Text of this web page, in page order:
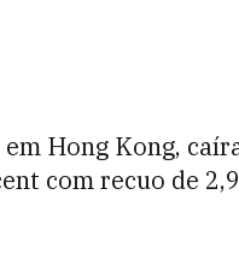
Hong Kong,
com recuo de